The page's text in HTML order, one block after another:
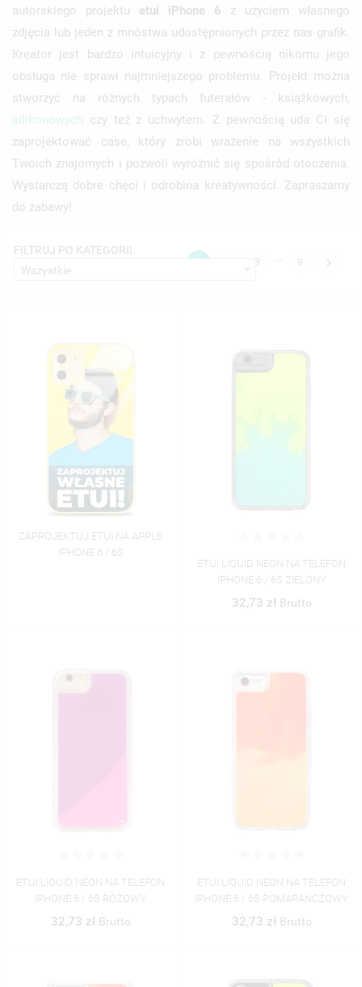
autorskiego projektu etui iPhone 6 z użyciem własnego
zdjęcia lub jeden z mnóstwa udostępnionych przez nas grafik.
Kreator jest bardzo intuicyjny i z pewnością nikomu jego
obsługa nie sprawi najmniejszego problemu. Projekt można
stworzyć na różnych typach futerałów - książkowych,
silikonowych czy też z uchwytem. Z pewnością uda Ci się
zaprojektować case, który zrobi wrażenie na wszystkich
Twoich znajomych i pozwoli wyróżnić się spośród otoczenia.
Wystarczą dobre chęci i odrobina kreatywności. Zapraszamy
do zabawy!
FILTRUJ PO KATEGORII:
Wszystkie
1 3 9 
ZAPROJEKTUJ ETUI NA APPLE
IPHONE 6 / 6S
ETUI LIQUID NEON NA TELEFON
IPHONE 6 / 6S ZIELONY
32,73 zł Brutto
ETUI LIQUID NEON NA TELEFON
IPHONE 6 / 6S RÓŻOWY
32,73 zł Brutto
ETUI LIQUID NEON NA TELEFON
IPHONE 6 / 6S POMARAŃCZOWY
32,73 zł Brutto